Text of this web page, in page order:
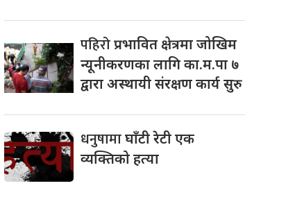
पहिरोप्रभावित क्षेत्रमा जोखिम
न्यूनीकरणका लागि का.म.पा ७
द्वारा अस्थायी संरक्षण कार्य सुरु
धनुषामाघाँटी रेटी एक
व्यक्तिको हत्या